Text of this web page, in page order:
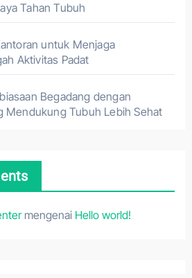
Tahan Tubuh
untuk Menjaga
Aktivitas Padat
Begadang dengan
Mendukung Tubuh Lebih Sehat
mengenai Hello world!